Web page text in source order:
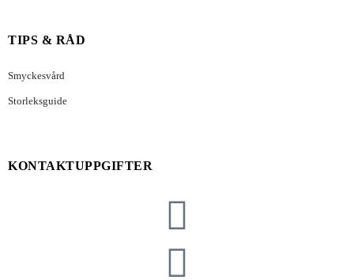
TIPS & RÅD
Smyckesvård
Storleksguide
KONTAKTUPPGIFTER